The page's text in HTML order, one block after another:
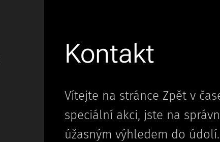
Kontakt
Vítejte na stránce Zpět v
speciální akci, jste na
úžasným výhledem do údolí.